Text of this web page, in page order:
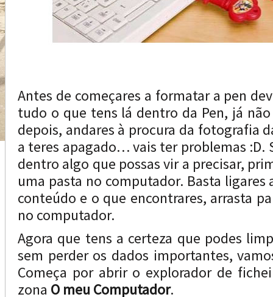
Antes de começares a formatar a pen
tudo o que tens lá dentro da Pen, já
depois, andares à procura da fotografia
a teres apagado… vais ter problemas :D.
dentro algo que possas vir a precisar,
uma pasta no computador. Basta ligares
conteúdo e o que encontrares, arrasta
no computador.
Agora que tens a certeza que podes
sem perder os dados importantes,
Começa por abrir o explorador de
zona O meu Computador.